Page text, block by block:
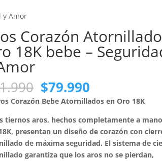
y Amor
Corazón
18K bebe –
El
precio
original
era:
$81.990.
$79.990
precio
actual
es:
$79.990.
Corazón Bebe Atornillados en Oro 18K
tiernos aros, hechos completamente a
presentan un diseño de corazón con
de máxima seguridad. El sistema de
garantiza que los aros no se pierdan,